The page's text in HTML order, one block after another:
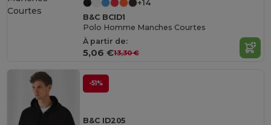
+14
B&C BCID1
Polo Homme Manches Courtes
À partir de:
5,06 €13,30 €
-51%
B&C ID205